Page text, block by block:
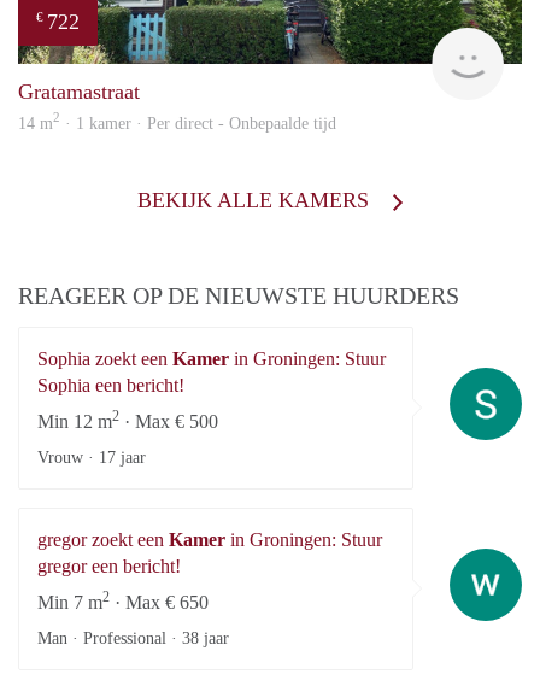
€ 722
Gratamastraat
14 m2 · 1 kamer · Per direct - Onbepaalde tijd
BEKIJK ALLE KAMERS
REAGEER OP DE NIEUWSTE HUURDERS
Sophia zoekt een Kamer in Groningen: Stuur
Sophia een bericht!
Min 12 m2 · Max € 500
Vrouw · 17 jaar
gregor zoekt een Kamer in Groningen: Stuur
gregor een bericht!
Min 7 m2 · Max € 650
Man · Professional · 38 jaar